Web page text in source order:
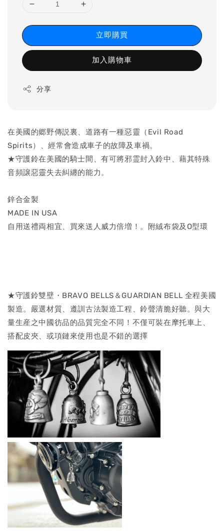
立即購買
加入購物車
分享
在美國的郷野傳説裏、道路有一種惡靈（Evil Road
Spirits）、經常會造成車子的故障及車禍。
★守護鈴在美國的騎士間、有可將邪霊封入鈴中、藉其特殊
音頻譲惡靈失去糾纏的能力。
鋅合金製
MADE IN USA
自用送禮両相宜、買來送人威力倍増！。附絨布袋及O型環
★守護鈴雙壁・BRAVO BELLS＆GUARDIAN BELL 全程美國
製造。嚴選材質、遵訓古法製造工程、鈴聲清脆好聽。與大
量生産之中國彷品的品質完全不同！不僅可裝在摩托車上、
搭配皮夾、或項鏈來使用也是不錯的選擇